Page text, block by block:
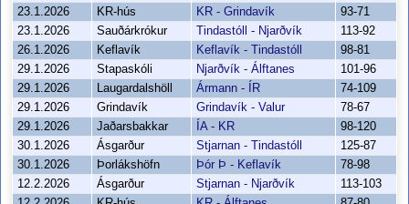
23.1.2026
KR-hús KR - Grindavík
93-71
23.1.2026
Sauðárkrókur Tindastóll - Njarðvík
113-92
26.1.2026
Keflavík Keflavík - Tindastóll
98-81
29.1.2026
Stapaskóli Njarðvík - Álftanes
101-96
29.1.2026
Laugardalshöll Ármann - ÍR
74-109
29.1.2026
Grindavík Grindavík - Valur
78-67
29.1.2026
Jaðarsbakkar ÍA - KR
98-120
30.1.2026
Ásgarður Stjarnan - Tindastóll
125-87
30.1.2026
Þorlákshöfn Þór Þ - Keflavík
78-98
12.2.2026
Ásgarður Stjarnan - Njarðvík
113-103